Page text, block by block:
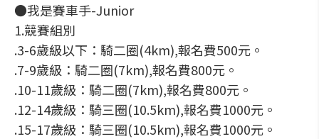
●我是賽車手-Junior
1.競賽組別
.3-6歲級以下：騎二圈(4km),報名費500元。
.7-9歲級：騎二圈(7km),報名費800元。
.10-11歲級：騎二圈(7km),報名費800元。
.12-14歲級：騎三圈(10.5km),報名費1000元。
.15-17歲級：騎三圈(10.5km),報名費1000元。